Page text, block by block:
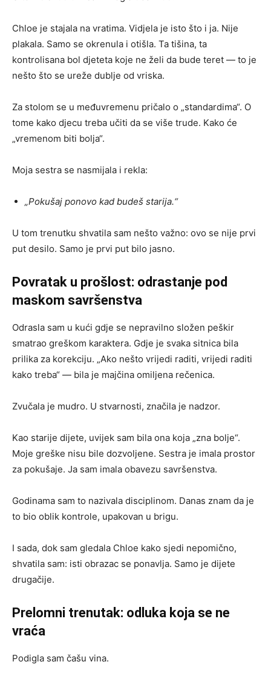
Chloe je stajala na vratima. Vidjela je isto što i ja. Nije
plakala. Samo se okrenula i otišla. Ta tišina, ta
kontrolisana bol djeteta koje ne želi da bude teret — to je
nešto što se ureže dublje od vriska.
Za stolom se u međuvremenu pričalo o „standardima“. O
tome kako djecu treba učiti da se više trude. Kako će
„vremenom biti bolja“.
Moja sestra se nasmijala i rekla:
„Pokušaj ponovo kad budeš starija.“
U tom trenutku shvatila sam nešto važno: ovo se nije prvi
put desilo. Samo je prvi put bilo jasno.
Povratak u prošlost: odrastanje pod
maskom savršenstva
Odrasla sam u kući gdje se nepravilno složen peškir
smatrao greškom karaktera. Gdje je svaka sitnica bila
prilika za korekciju. „Ako nešto vrijedi raditi, vrijedi raditi
kako treba“ — bila je majčina omiljena rečenica.
Zvučala je mudro. U stvarnosti, značila je nadzor.
Kao starije dijete, uvijek sam bila ona koja „zna bolje“.
Moje greške nisu bile dozvoljene. Sestra je imala prostor
za pokušaje. Ja sam imala obavezu savršenstva.
Godinama sam to nazivala disciplinom. Danas znam da je
to bio oblik kontrole, upakovan u brigu.
I sada, dok sam gledala Chloe kako sjedi nepomično,
shvatila sam: isti obrazac se ponavlja. Samo je dijete
drugačije.
Prelomni trenutak: odluka koja se ne
vraća
Podigla sam čašu vina.